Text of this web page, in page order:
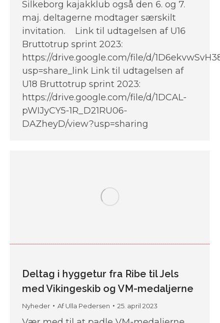
Silkeborg kajakklub også den 6. og 7.
maj. deltagerne modtager særskilt
invitation. Link til udtagelsen af U16
Bruttotrup sprint 2023:
https://drive.google.com/file/d/
usp=share_link Link til udtagelsen af
U18 Bruttotrup sprint 2023:
https://drive.google.com/file/d/1DCAL-
pWIJyCY5-1R_D21RU06-
DAZheyD/view?usp=sharing
Deltag i hyggetur fra Ribe til Jels
med Vikingeskib og VM-medaljerne
Nyheder AfUlla Pedersen 25. april 2023